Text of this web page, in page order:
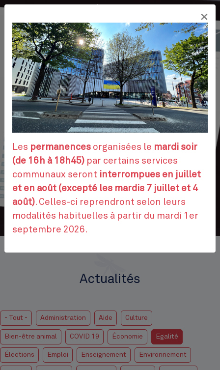
Aller
contenu
principal
VOS DÉMARCHES
RENDEZ-VOUS
CONTACTEZ-NOUS
FR
Actualités
- Tout - Administration Aide Culture
Bien-être animal COVID 19 Économie Egalité
Élections Emploi Enseignement Environnement
×
Les permanences organisées le mardi soir
(de 16h à 18h45) par certains services
communaux seront interrompues en juillet
et en août (excepté les mardis 7 juillet et 4
août). Celles-ci reprendront selon leurs
modalités habituelles à partir du mardi 1er
septembre 2026.